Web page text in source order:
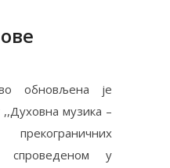
обновљена је
,,Духoвнa музикa –
спроведеном у